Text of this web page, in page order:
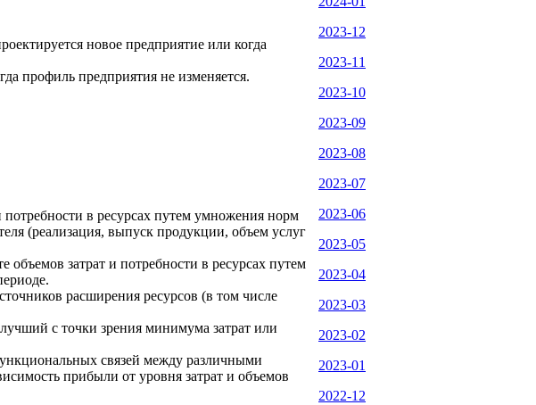
новое предприятие или когда
профиль предприятия не изменяется.
потребности в ресурсах путем умножения норм
(реализация, выпуск продукции, объем услуг
объемов затрат и потребности в ресурсах путем
расширения ресурсов (в том числе
с точки зрения минимума затрат или
связей между различными
прибыли от уровня затрат и объемов
2023-12
2023-11
2023-10
2023-09
2023-08
2023-07
2023-06
2023-05
2023-04
2023-03
2023-02
2023-01
2022-12